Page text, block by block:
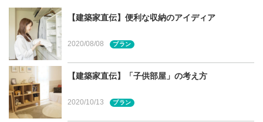
家で休日を楽しむ方が増えた今、室内だけでなくお庭やテ
ラス、バルコニーで過ごす時間は、家時間をより充実させ
てくれます。宮城県や仙台市の方でも検討されている方は
多いことでしょう。今回は「アウトドアライフを楽しむた
めの家づくり」について宮城県仙台市の（株）杜設計代
表・一級建築士の山本浩平さんにお話を伺いました。
【建築家直伝】便利な収納のアイディア
2020/08/08 プラン
【建築家直伝】「子供部屋」の考え方
2020/10/13 プラン